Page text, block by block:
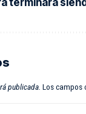
terminará
publicada. Los campos